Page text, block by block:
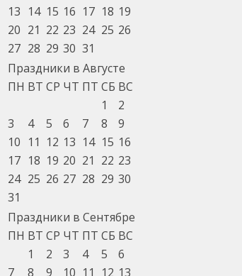
13 14 15 16 17 18 19
20 21 22 23 24 25 26
27 28 29 30 31
Праздники в Августе
ПН ВТ СР ЧТ ПТ СБ ВС
1
2
3
4 5 6 7 8
9
10 11 12 13 14 15 16
17 18 19 20 21 22 23
24 25 26 27 28 29 30
31
Праздники в Сентябре
ПН ВТ СР ЧТ ПТ СБ ВС
1
2 3 4 5
6
7
8 9 10 11 12 13